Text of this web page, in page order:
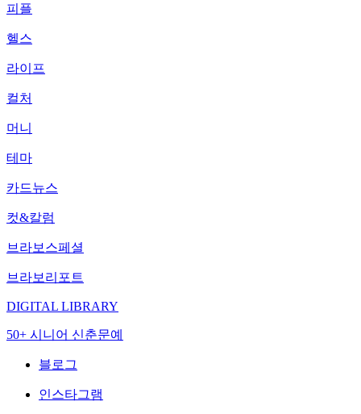
피플
헬스
라이프
컬처
머니
테마
카드뉴스
컷&칼럼
브라보스페셜
브라보리포트
DIGITAL LIBRARY
50+ 시니어 신춘문예
블로그
인스타그램